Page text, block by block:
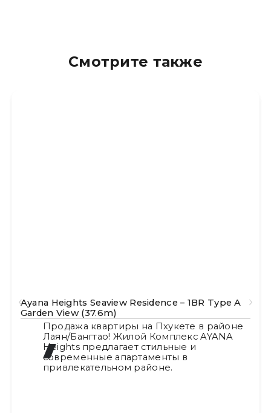
Смотрите также
Ayana Heights Seaview Residence – 1BR Type A
Garden View (37.6m)
Продажа квартиры на Пхукете в районе
Лаян/Бангтао! Жилой Комплекс AYANA
Heights предлагает стильные и
современные апартаменты в
привлекательном районе.